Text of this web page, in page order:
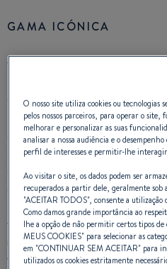
GAMA ICÓNICA
Com cascos lindamente
FIRST iates sempre chamaram
experientes. Desde o início,
emocionar os velejadores de
desempenho exigentes e
como nenhum outro barco.
engenharia, seu desempenho
vencer corridas,
navegação. Mas também são
família ou amigos e farão da
O nosso site utiliza cookies ou tecnologias
pelos nossos parceiros, para operar o site,
melhorar e personalizar as suas
analisar a nossa audiência e o
perfil de interesses e permitir-lhe interagir
Ao visitar o site, os dados podem ser
recuperados a partir dele, geralmente sob
"ACEITAR TODOS", consente a utilização
Como damos grande importância ao
lhe a opção de não permitir certos tipos de
MEUS COOKIES" para selecionar as
em "CONTINUAR SEM ACEITAR" para
utilizados os cookies estritamente